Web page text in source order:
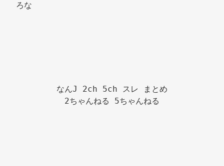
ろな
なんJ 2ch 5ch スレ まとめ
2ちゃんねる 5ちゃんねる